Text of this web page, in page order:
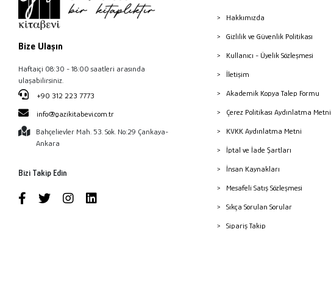
Bize Ulaşın
Haftaiçi 08:30 - 18:00 saatleri arasında
ulaşabilirsiniz.
+90 312 223 7773
info@gazikitabevi.com.tr
Bahçelievler Mah. 53. Sok. No:29 Çankaya-
Ankara
Bizi Takip Edin
Hakkımızda
Gizlilik ve Güvenlik Politikası
Kullanıcı - Üyelik Sözleşmesi
İletişim
Akademik Kopya Talep Formu
Çerez Politikası Aydınlatma Metni
KVKK Aydınlatma Metni
İptal ve İade Şartları
İnsan Kaynakları
Mesafeli Satış Sözleşmesi
Sıkça Sorulan Sorular
Sipariş Takip